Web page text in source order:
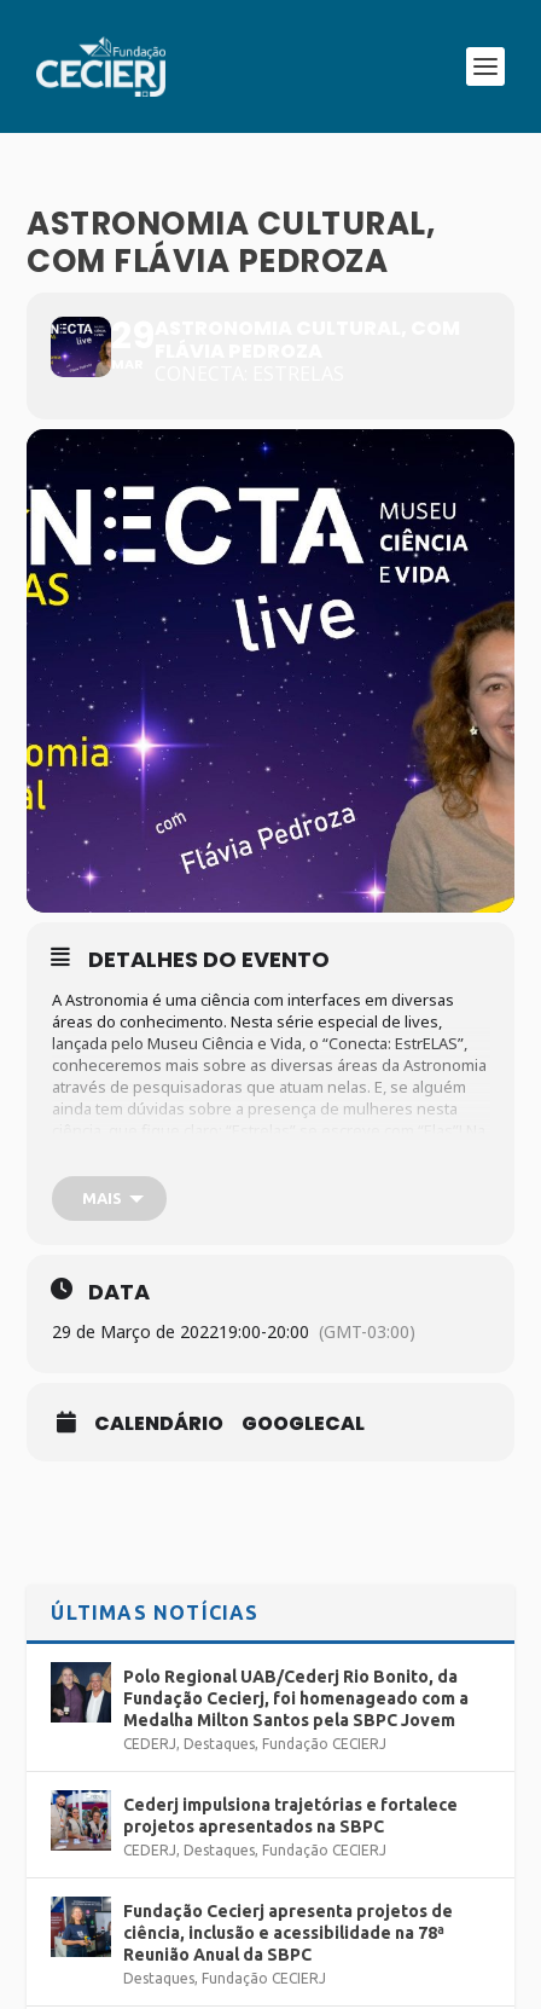
ASTRONOMIA CULTURAL,
COM FLÁVIA PEDROZA
DETALHES DO EVENTO
A Astronomia é uma ciência com interfaces em diversas
áreas do conhecimento. Nesta série especial de lives,
lançada pelo Museu Ciência e Vida, o “Conecta: EstrELAS”,
conheceremos mais sobre as diversas áreas da Astronomia
através de pesquisadoras que atuam nelas. E, se alguém
ainda tem dúvidas sobre a presença de mulheres nesta
convidada é Flávia Pedroza, astrônoma da Fundação
Planetário do Rio de Janeiro e doutoranda em História das
Ciências, Técnicas e Epistemologia e. Na conversa, ela nos
YouTube do Museu Ciência e Vida. A atividade concede
certificado de participação.
MAIS
DATA
29 de Março de 202219:00-20:00 (GMT-03:00)
CALENDÁRIO GOOGLECAL
ÚLTIMAS NOTÍCIAS
Polo Regional UAB/Cederj Rio Bonito, da
Fundação Cecierj, foi homenageado com a
Medalha Milton Santos pela SBPC Jovem
CEDERJ, Destaques, Fundação CECIERJ
Cederj impulsiona trajetórias e fortalece
projetos apresentados na SBPC
CEDERJ, Destaques, Fundação CECIERJ
Fundação Cecierj apresenta projetos de
ciência, inclusão e acessibilidade na 78ª
Reunião Anual da SBPC
Destaques, Fundação CECIERJ